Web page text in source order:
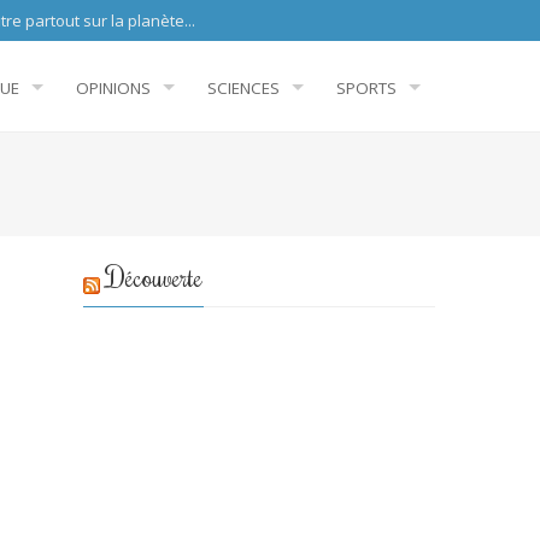
la planète...
OPINIONS SCIENCES SPORTS
Découverte